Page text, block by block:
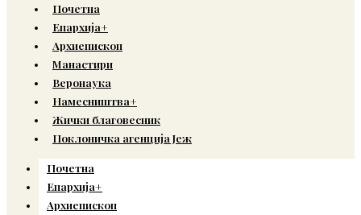
Почетна
Епархија+
Архиепископ
Манастири
Веронаука
Намесништва+
Жички благовесник
Поклоничка агенција Јеж
Почетна
Епархија+
Архиепископ